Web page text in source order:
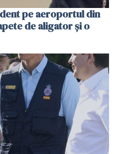
pe aeroportul din
de aligator și o